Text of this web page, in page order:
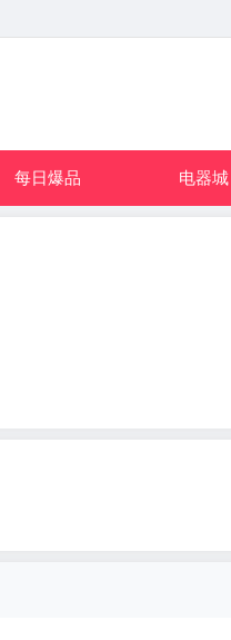
每日爆品 电器城